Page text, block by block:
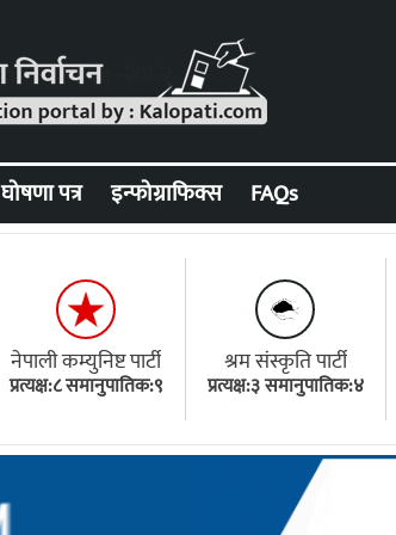
घोषणा पत्र इन्फोग्राफिक्स FAQs
नेपाली कम्युनिष्ट पार्टी
प्रत्यक्ष:८ समानुपातिक:९
श्रम संस्कृति पार्टी
प्रत्यक्ष:३ समानुपातिक:४